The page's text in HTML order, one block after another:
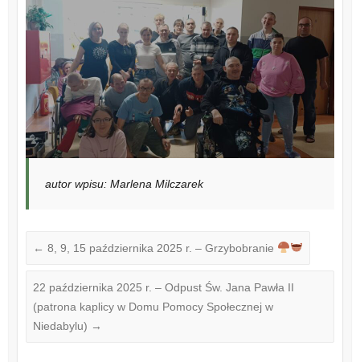
autor wpisu: Marlena Milczarek
← 8, 9, 15 października 2025 r. – Grzybobranie
22 października 2025 r. – Odpust Św. Jana Pawła II
(patrona kaplicy w Domu Pomocy Społecznej w
Niedabylu) →